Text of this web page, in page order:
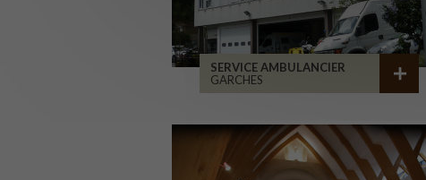
SERVICE AMBULANCIER
GARCHES